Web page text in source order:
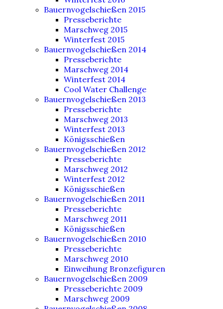
Bauernvogelschießen 2015
Presseberichte
Marschweg 2015
Winterfest 2015
Bauernvogelschießen 2014
Presseberichte
Marschweg 2014
Winterfest 2014
Cool Water Challenge
Bauernvogelschießen 2013
Presseberichte
Marschweg 2013
Winterfest 2013
Königsschießen
Bauernvogelschießen 2012
Presseberichte
Marschweg 2012
Winterfest 2012
Königsschießen
Bauernvogelschießen 2011
Presseberichte
Marschweg 2011
Königsschießen
Bauernvogelschießen 2010
Presseberichte
Marschweg 2010
Einweihung Bronzefiguren
Bauernvogelschießen 2009
Presseberichte 2009
Marschweg 2009